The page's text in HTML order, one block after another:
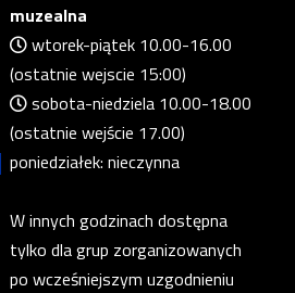
muzealna
wtorek-piątek 10.00-16.00
(ostatnie wejscie 15:00)
sobota-niedziela 10.00-18.00
(ostatnie wejście 17.00)
poniedziałek: nieczynna
W innych godzinach dostępna
tylko dla grup zorganizowanych
po wcześniejszym uzgodnieniu